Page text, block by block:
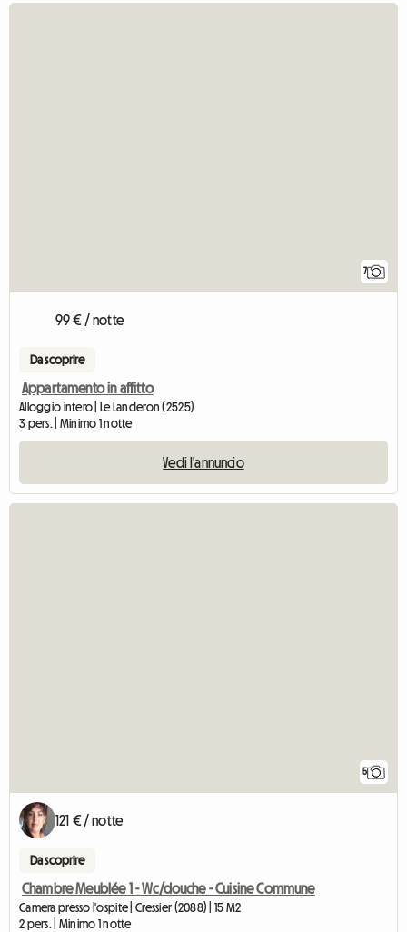
7
99 € / notte
Da scoprire
Appartamento in affitto
Alloggio intero | Le Landeron (2525)
3 pers. | Minimo 1 notte
Vedi l'annuncio
5
121 € / notte
Da scoprire
Chambre Meublée 1 - Wc/douche - Cuisine Commune
Camera presso l'ospite | Cressier (2088) | 15 M2
2 pers. | Minimo 1 notte